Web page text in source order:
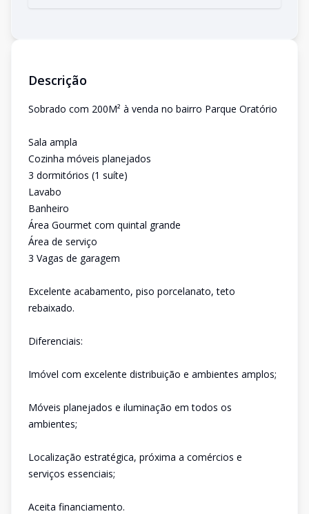
Descrição
Sobrado com 200M² à venda no bairro Parque Oratório
Sala ampla
Cozinha móveis planejados
3 dormitórios (1 suíte)
Lavabo
Banheiro
Área Gourmet com quintal grande
Área de serviço
3 Vagas de garagem
Excelente acabamento, piso porcelanato, teto
rebaixado.
Diferenciais:
Imóvel com excelente distribuição e ambientes amplos;
Móveis planejados e iluminação em todos os
ambientes;
Localização estratégica, próxima a comércios e
serviços essenciais;
Aceita financiamento.